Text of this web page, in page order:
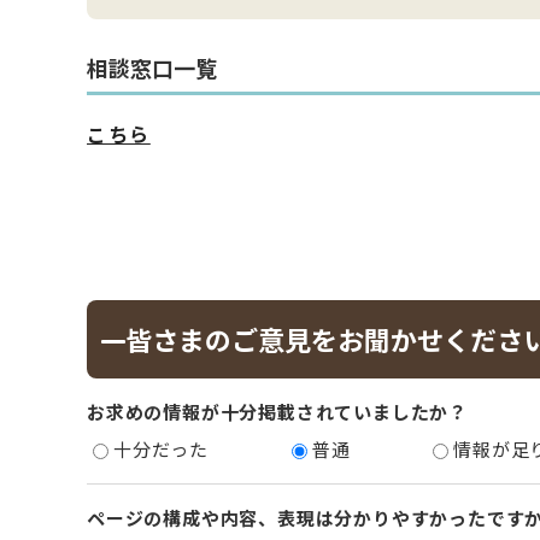
相談窓口一覧
こちら
皆さまのご意見をお聞かせくださ
お求めの情報が十分掲載されていましたか？
十分だった
普通 情報が足
ページの構成や内容、表現は分かりやすかったです